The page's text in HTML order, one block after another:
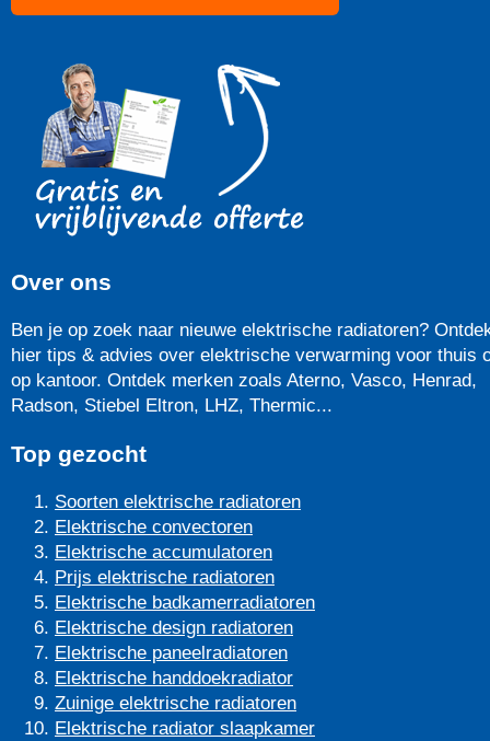
Over ons
Ben je op zoek naar nieuwe elektrische radiatoren?
hier tips & advies over elektrische verwarming voor thuis
op kantoor. Ontdek merken zoals Aterno, Vasco, Henrad,
Radson, Stiebel Eltron, LHZ, Thermic...
Top gezocht
Soorten elektrische radiatoren
Elektrische convectoren
Elektrische accumulatoren
Prijs elektrische radiatoren
Elektrische badkamerradiatoren
Elektrische design radiatoren
Elektrische paneelradiatoren
Elektrische handdoekradiator
Zuinige elektrische radiatoren
Elektrische radiator slaapkamer